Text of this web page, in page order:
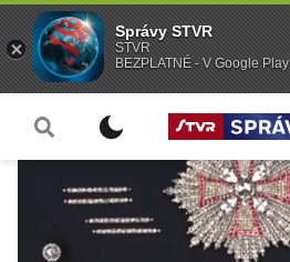
Správy STVR
STVR
BEZPLATNÉ - V Google Play